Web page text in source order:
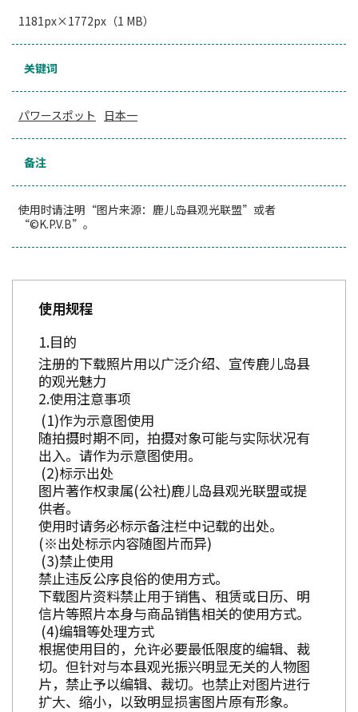
1181px×1772px（1 MB）
关键词
パワースポット 日本一
备注
使用时请注明“图片来源：鹿儿岛县观光联盟”或者
“©K.P.V.B”。
使用规程
目的
注册的下载照片用以广泛介绍、宣传鹿儿岛县
的观光魅力
使用注意事项
作为示意图使用
随拍摄时期不同，拍摄对象可能与实际状况有
出入。请作为示意图使用。
标示出处
图片著作权隶属(公社)鹿儿岛县观光联盟或提
供者。
使用时请务必标示备注栏中记载的出处。
(※出处标示内容随图片而异)
禁止使用
禁止违反公序良俗的使用方式。
下载图片资料禁止用于销售、租赁或日历、明
信片等照片本身与商品销售相关的使用方式。
编辑等处理方式
根据使用目的，允许必要最低限度的编辑、裁
切。但针对与本县观光振兴明显无关的人物图
片，禁止予以编辑、裁切。也禁止对图片进行
扩大、缩小，以致明显损害图片原有形象。